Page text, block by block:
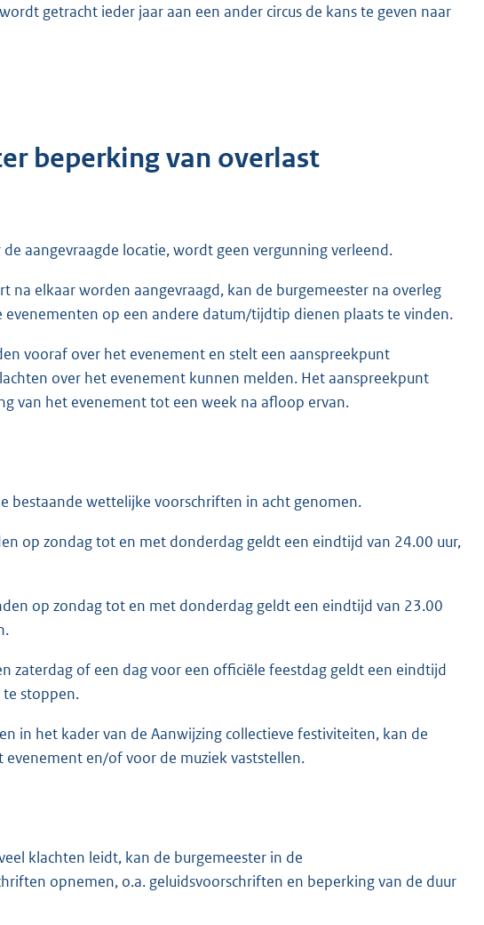
getracht ieder jaar aan een ander circus de kans te geven naar
beperking van overlast
aangevraagde locatie, wordt geen vergunning verleend.
elkaar worden aangevraagd, kan de burgemeester na overleg
op een andere datum/tijdtip dienen plaats te vinden.
vooraf over het evenement en stelt een aanspreekpunt
over het evenement kunnen melden. Het aanspreekpunt
van het evenement tot een week na afloop ervan.
bestaande wettelijke voorschriften in acht genomen.
op zondag tot en met donderdag geldt een eindtijd van 24.00 uur,
op zondag tot en met donderdag geldt een eindtijd van 23.00
zaterdag of een dag voor een officiële feestdag geldt een eindtijd
te stoppen.
in het kader van de Aanwijzing collectieve festiviteiten, kan de
en/of voor de muziek vaststellen.
klachten leidt, kan de burgemeester in de
opnemen, o.a. geluidsvoorschriften en beperking van de duur